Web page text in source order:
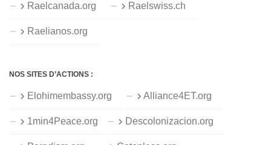
Raelcanada.org Raelswiss.ch
Raelianos.org
NOS SITES D’ACTIONS :
Elohimembassy.org Alliance4ET.org
1min4Peace.org Descolonizacion.org